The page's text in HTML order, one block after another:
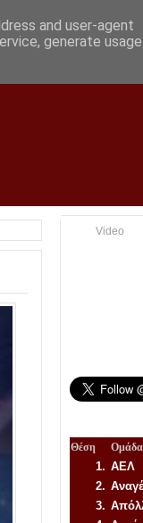
Video
Θέση Ομάδα
1. ΑΕΛ
2.
3.
and user-agent
generate usage